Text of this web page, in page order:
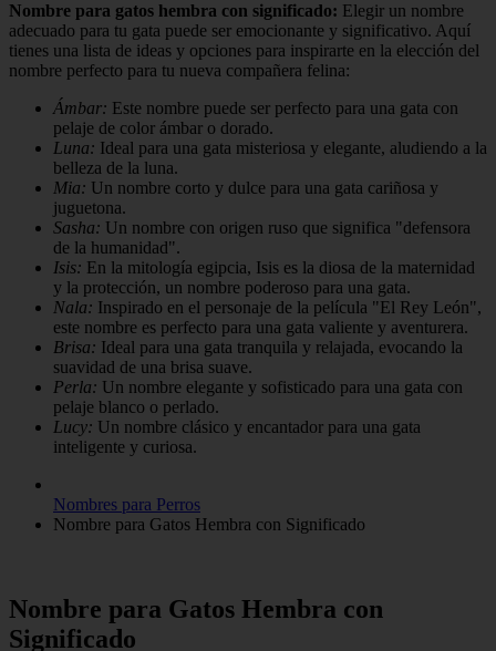
Nombre para gatos hembra con significado: Elegir un nombre
adecuado para tu gata puede ser emocionante y significativo. Aquí
tienes una lista de ideas y opciones para inspirarte en la elección del
nombre perfecto para tu nueva compañera felina:
Ámbar: Este nombre puede ser perfecto para una gata con
pelaje de color ámbar o dorado.
Luna: Ideal para una gata misteriosa y elegante, aludiendo a la
belleza de la luna.
Mia: Un nombre corto y dulce para una gata cariñosa y
juguetona.
Sasha: Un nombre con origen ruso que significa "defensora
de la humanidad".
Isis: En la mitología egipcia, Isis es la diosa de la maternidad
y la protección, un nombre poderoso para una gata.
Nala: Inspirado en el personaje de la película "El Rey León",
este nombre es perfecto para una gata valiente y aventurera.
Brisa: Ideal para una gata tranquila y relajada, evocando la
suavidad de una brisa suave.
Perla: Un nombre elegante y sofisticado para una gata con
pelaje blanco o perlado.
Lucy: Un nombre clásico y encantador para una gata
inteligente y curiosa.
Nombres para Perros
Nombre para Gatos Hembra con Significado
Nombre para Gatos Hembra con
Significado